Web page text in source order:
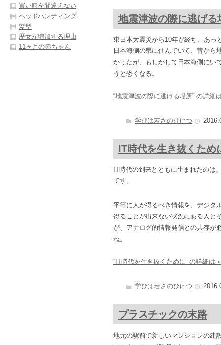
地震津波の際に逃げる
東日本大震災から10年が経ち、あっ
日本海側の県に住んでいて、昔から
かったが、もしかして日本海側にい
うと恐くなる。
“地震津波の際に逃げる場所” の詳細
学びは若さのひけつ
IT時代を生き抜くため
IT時代の到来とともに生まれたのは
です。
平等に人が得るべき情報を、デジタ
得ることが出来ない状況にある人と
が、アナログ的情報発信との共存が
ね。
“IT時代を生き抜くために” の詳細は »
学びは若さのひけつ
プラスチックの末路
地元の駅前で新しいマンションの建
買い時を間違えない
ヘッドハンティング
髪型
歴女が増加する理由
11ヶ月の赤ちゃん